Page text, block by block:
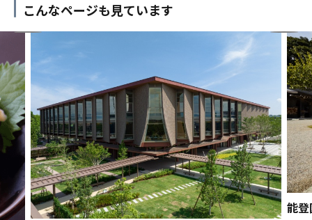
こんなページも見ています
能